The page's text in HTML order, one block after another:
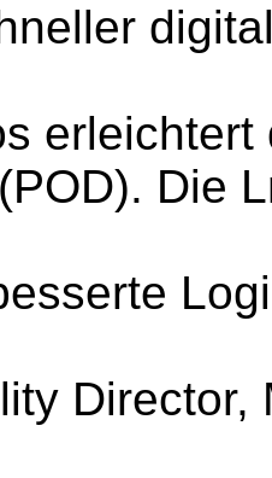
Die
Director,